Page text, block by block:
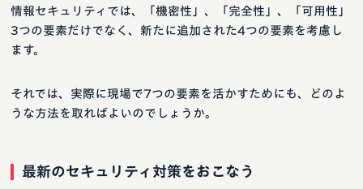
情報セキュリティでは、「機密性」、「完全性」、「可用性」
3つの要素だけでなく、新たに追加された4つの要素を考慮し
ます。
それでは、実際に現場で7つの要素を活かすためにも、どのよ
うな方法を取ればよいのでしょうか。
最新のセキュリティ対策をおこなう